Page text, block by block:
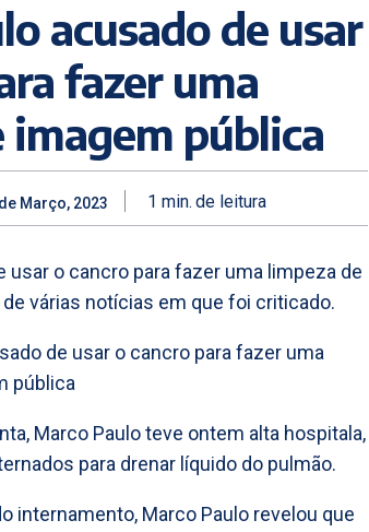
acusado de usar
fazer uma
imagem pública
Março, 2023 1 min. de leitura
usar o cancro para fazer uma limpeza de
várias notícias em que foi criticado.
Marco Paulo teve ontem alta hospitala,
para drenar líquido do pulmão.
internamento, Marco Paulo revelou que